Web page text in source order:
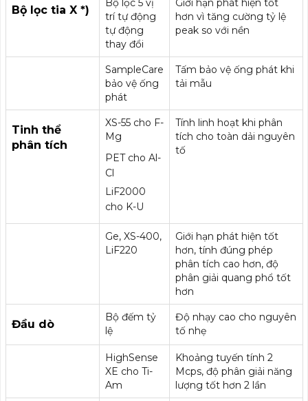
Bộ lọc tia X *)
Bộ lọc 5 vị
trí tự động
tự động
thay đổi
Giới hạn phát hiện tốt
hơn vì tăng cường tỷ lệ
peak so với nền
SampleCare
bảo vệ ống
phát
Tấm bảo vệ ống phát khi
tải mẫu
Tinh thể
phân tích
XS-55 cho F-
Mg
PET cho Al-
Cl
LiF2000
cho K-U
Tính linh hoạt khi phân
tích cho toàn dải nguyên
tố
Ge, XS-400,
LiF220
Giới hạn phát hiện tốt
hơn, tính đúng phép
phân tích cao hơn, độ
phân giải quang phổ tốt
hơn
Đầu dò
Bộ đếm tỷ
lệ
Độ nhạy cao cho nguyên
tố nhẹ
HighSense
XE cho Ti-
Am
Khoảng tuyến tính 2
Mcps, độ phân giải năng
lượng tốt hơn 2 lần